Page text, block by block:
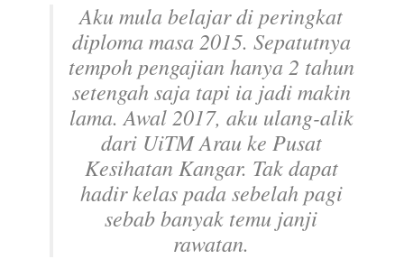
Aku mula belajar di peringkat
diploma masa 2015. Sepatutnya
tempoh pengajian hanya 2 tahun
setengah saja tapi ia jadi makin
lama. Awal 2017, aku ulang-alik
dari UiTM Arau ke Pusat
Kesihatan Kangar. Tak dapat
hadir kelas pada sebelah pagi
sebab banyak temu janji
rawatan.